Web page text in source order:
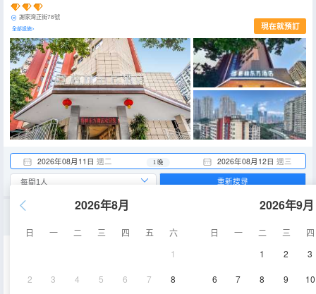
謝家灣正街78號
全部設施> 現在就預訂
2026年08月11日 週二 2026年08月12日 週三
1 晚
2026年8月
日 一 二 三 四 五
六
1
2 3 4 5 6 7 8
2026年9月
日 一 二 三
四
1
2 3
6 7 8 9 10
重新搜尋
25-30㎡ 空調